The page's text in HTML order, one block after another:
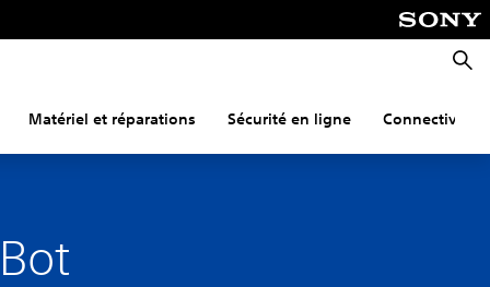
Matériel et réparations Sécurité en ligne Connectivité